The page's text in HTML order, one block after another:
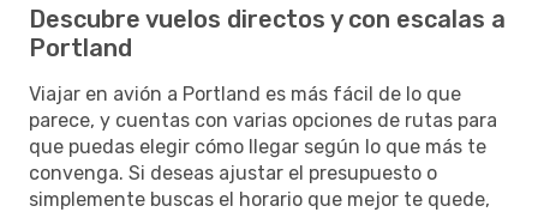
Descubre vuelos directos y con escalas a
Portland
Viajar en avión a Portland es más fácil de lo que
parece, y cuentas con varias opciones de rutas para
que puedas elegir cómo llegar según lo que más te
convenga. Si deseas ajustar el presupuesto o
simplemente buscas el horario que mejor te quede,